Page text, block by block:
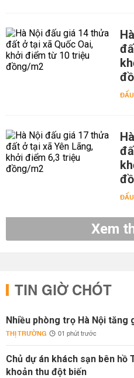
Xem
TIN GIỜ CHÓT
Nhiều phòng trọ Hà Nội tăng
THỊ TRƯỜNG 01 phút trước
Chủ dự án khách sạn bên hồ
khoản thu đột biến